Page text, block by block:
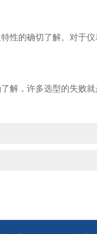
的确切了解。对于仪
，许多选型的失败就